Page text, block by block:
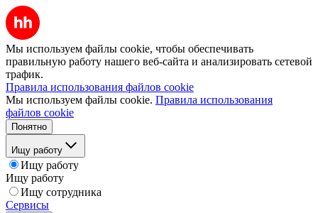
Мы используем файлы cookie, чтобы обеспечивать
правильную работу нашего веб-сайта и анализировать сетевой
трафик.
Правила использования файлов cookie
Мы используем файлы cookie. Правила использования
файлов cookie
Понятно
Ищу работу
Ищу работу
Ищу работу
Ищу сотрудника
Сервисы